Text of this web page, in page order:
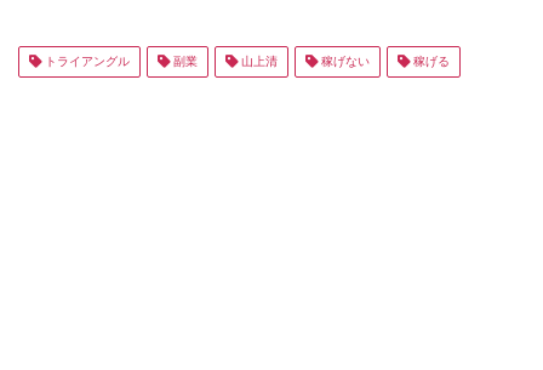
トライアングル 副業 山上清 稼げない 稼げる